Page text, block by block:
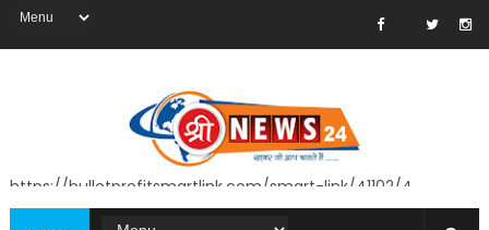
https://bulletprofitsmartlink.com/smart-link/41102/4